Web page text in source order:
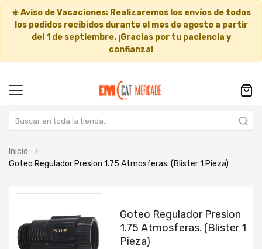
☀️Aviso de Vacaciones: Realizaremos los envíos de todos
los pedidos recibidos durante el mes de agosto a partir
del 1 de septiembre. ¡Gracias por tu paciencia y
confianza!
Inicio
Goteo Regulador Presion 1.75 Atmosferas. (Blister 1 Pieza)
final
de
la
comienzoGoteo Regulador Presion
1.75 Atmosferas. (Blister 1
Pieza)